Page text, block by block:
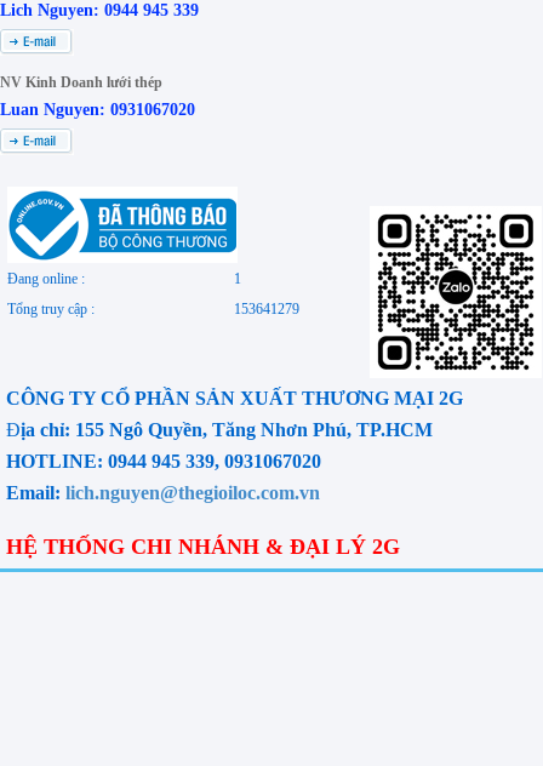
Lich Nguyen: 0944 945 339
NV Kinh Doanh lưới thép
Luan Nguyen: 0931067020
Đang online :
1
Tổng truy cập :
153641279
CÔNG TY CỔ PHẦN SẢN XUẤT THƯƠNG MẠI 2G
Địa chỉ: 155 Ngô Quyền, Tăng Nhơn Phú, TP.HCM
HOTLINE: 0944 945 339, 0931067020
Email: lich.nguyen@thegioiloc.com.vn
HỆ THỐNG CHI NHÁNH & ĐẠI LÝ 2G